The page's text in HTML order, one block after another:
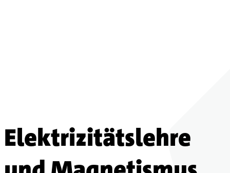
Elektrizitätslehre